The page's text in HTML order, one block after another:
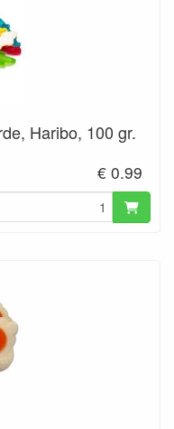
Haribo, 100 gr.
€ 0.99